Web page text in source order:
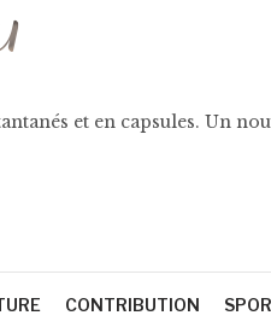
et en capsules. Un
CONTRIBUTION